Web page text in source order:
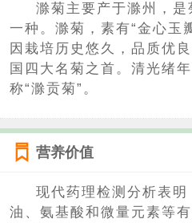
滁菊主要产于滁州，
一种。滁菊，素有“金心玉
因栽培历史悠久，品质优
国四大名菊之首。清光绪
称“滁贡菊”。
营养价值
现代药理检测分析表
油、氨基酸和微量元素等